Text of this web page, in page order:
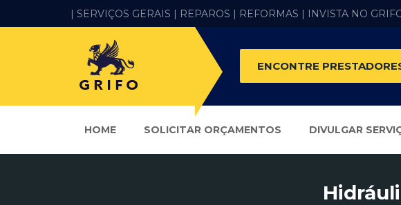
| SERVIÇOS GERAIS | REPAROS | REFORMAS | INVISTA NO
ENCONTRE
HOME SOLICITAR ORÇAMENTOS DIVULGAR